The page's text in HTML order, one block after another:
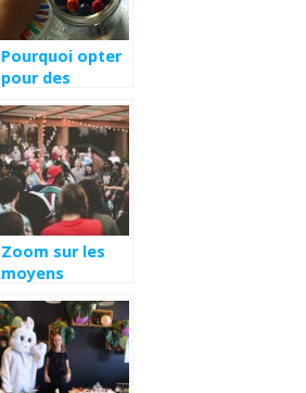
Pourquoi opter
pour des
scientifiques
pour la fete de
vos enfants ?
Zoom sur les
moyens
assurer
l’organisation
d’un événement